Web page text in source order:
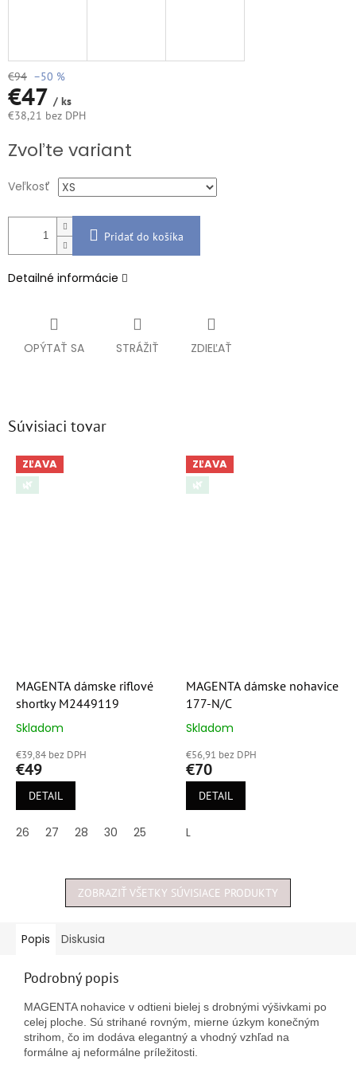
€94 –50 %
€47 / ks
€38,21 bez DPH
cena:
Zvoľte variant
Veľkosť
Pridať do košíka
Detailné informácie
OPÝTAŤ SA STRÁŽIŤ ZDIEĽAŤ
Súvisiaci tovar
ZĽAVA
🌿
MAGENTA dámske riflové
shortky M2449119
Priemerné
produktu
je
5,0
hviezdičiek.
Skladom
€39,84 bez DPH
€49
DETAIL
26 27 28 30 25
ZĽAVA
🌿
MAGENTA dámske nohavice
177-N/C
Priemerné
produktu
je
5,0
hviezdičiek.
Skladom
€56,91 bez DPH
€70
DETAIL
L
ZOBRAZIŤ VŠETKY SÚVISIACE PRODUKTY
Popis Diskusia
Podrobný popis
MAGENTA nohavice v odtieni bielej s drobnými výšivkami po
celej ploche. Sú strihané rovným, mierne úzkym konečným
strihom, čo im dodáva elegantný a vhodný vzhľad na
formálne aj neformálne príležitosti.